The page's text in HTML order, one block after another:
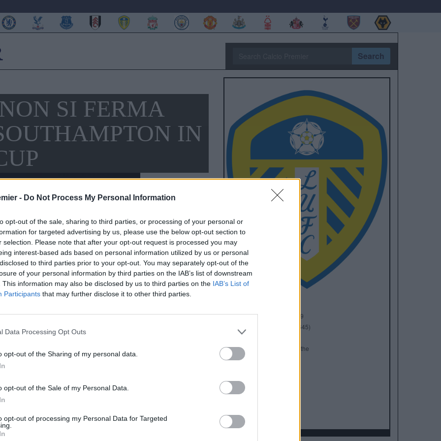
- Do Not Process My Personal Information
opt-out of the sale, sharing to third parties, or processing of your personal or
for targeted advertising by us, please use the below opt-out section to
selection. Please note that after your opt-out request is processed you may
interest-based ads based on personal information utilized by us or personal
to third parties prior to your opt-out. You may separately opt-out of the
of your personal information by third parties on the IAB’s list of downstream
This information may also be disclosed by us to third parties on the IAB’s List of
Participants that may further disclose it to other third parties.
Data Processing Opt Outs
opt-out of the Sharing of my personal data.
opt-out of the Sale of my Personal Data.
opt-out of processing my Personal Data for Targeted
Search
SI FERMA
IN
di finale diCapital One Cupgiocato ieri al
con il tennistico risultato di 1-6.
gli uomini diKoemangrazie al gol diManein apertura di
nello spazio di 4 minuti, pareggio e vantaggio con i gol
implacabile quando sta bene). Poi è salito in cattedra
Anno di Fondazione: 1919
Elland Road (37.645)
Città:
Presidente: Paraag Marathe
Manager:
Premier League:
FA Cup:
FA Community Shield: